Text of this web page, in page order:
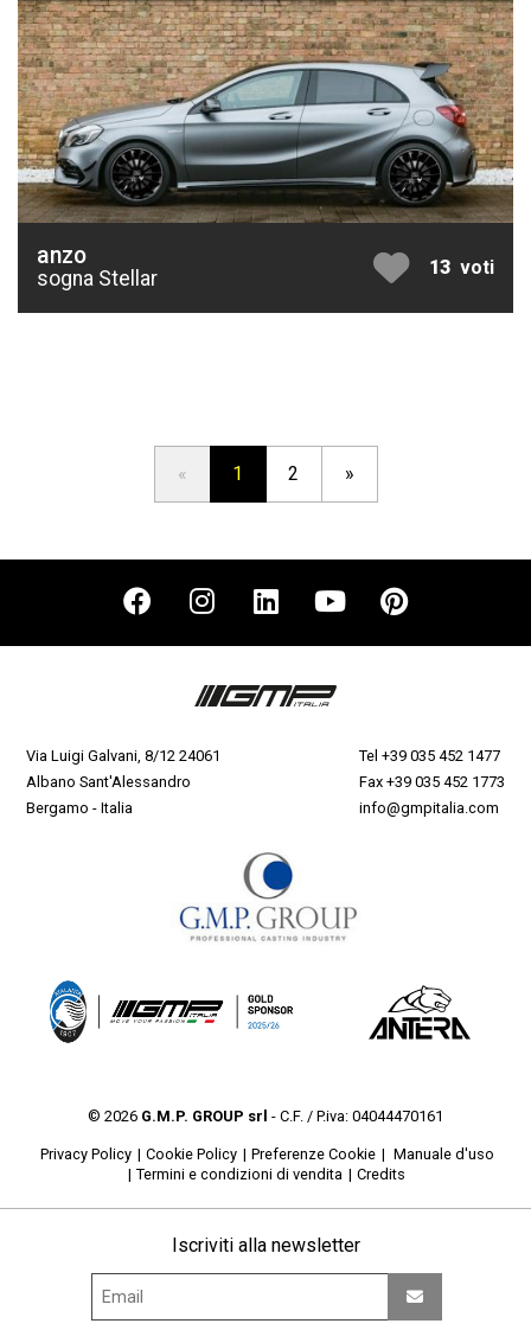
anzo
sogna Stellar 13 voti
« 1 2 »
Via Luigi Galvani, 8/12 24061
Albano Sant'Alessandro
Bergamo - Italia
Tel +39 035 452 1477
Fax +39 035 452 1773
info@gmpitalia.com
© 2026 G.M.P. GROUP srl - C.F. / P.iva: 04044470161
Privacy Policy Cookie Policy Preferenze Cookie
Manuale d'uso
Termini e condizioni di vendita
Credits
Iscriviti alla newsletter